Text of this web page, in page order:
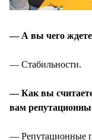
— А вы чего ждете
— Стабильности.
— Как вы
вам
— Репутационные